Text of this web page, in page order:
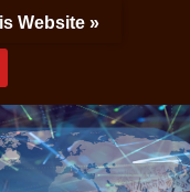
AM
Website »